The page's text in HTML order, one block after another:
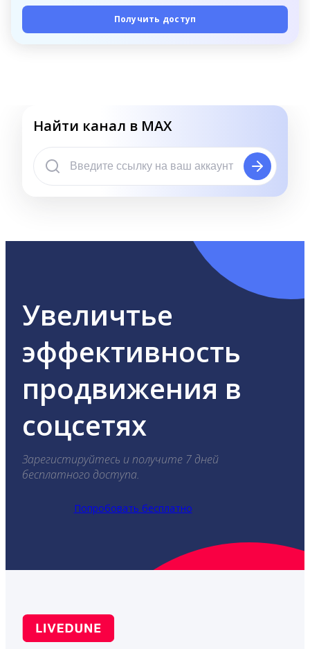
Получить доступ
Найти канал в MAX
Увеличтье
эффективность
продвижения в
соцсетях
Зарегистируйтесь и получите 7 дней
бесплатного доступа.
Попробовать бесплатно